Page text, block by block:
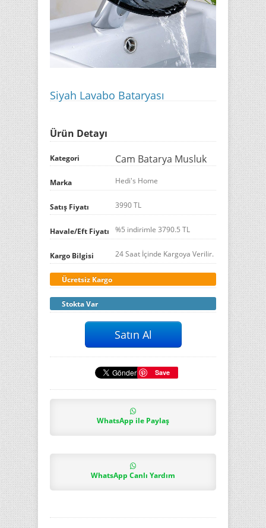
Siyah Lavabo Bataryası
Ürün Detayı
Kategori Cam Batarya Musluk
Marka Hedi's Home
Satış Fiyatı 3990 TL
Havale/Eft Fiyatı %5 indirimle 3790.5 TL
Kargo Bilgisi 24 Saat İçinde Kargoya Verilir.
Ücretsiz Kargo
Stokta Var
Save
WhatsApp ile Paylaş
WhatsApp Canlı Yardım